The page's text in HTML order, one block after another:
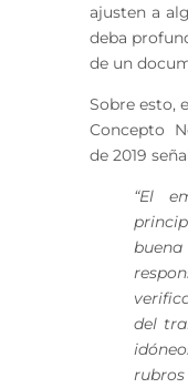
ajusten a
deba
de un
Sobre esto,
Concepto
de 2019
“El
del